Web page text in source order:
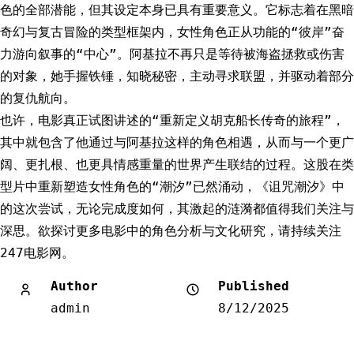
色的全部潜能，但其设定本身已具有重要意义。它标志着在黑暗
奇幻与复古冒险的类型框架内，女性角色正从功能的“彼岸”奋
力游向叙事的“中心”。阿基拉不再只是等待被海盗拯救或伤害
的对象，她手握铁锤，知晓秘密，主动寻求联盟，并驱动着部分
的复仇航向。
也许，电影真正试图讲述的“重新定义胡克船长传奇的旅程”，
其中就包含了他通过与阿基拉这样的角色相遇，从而与一个更广
阔、更扎根、也更具情感重量的世界产生联结的过程。这股在类
型片中重新塑造女性角色的“潮汐”已然涌动，《诅咒潮汐》中
的这次尝试，无论完成度如何，其激起的涟漪都值得我们关注与
深思。欲探讨更多电影中的角色分析与文化研究，请持续关注
247电影网。
Author
admin
Published
8/12/2025